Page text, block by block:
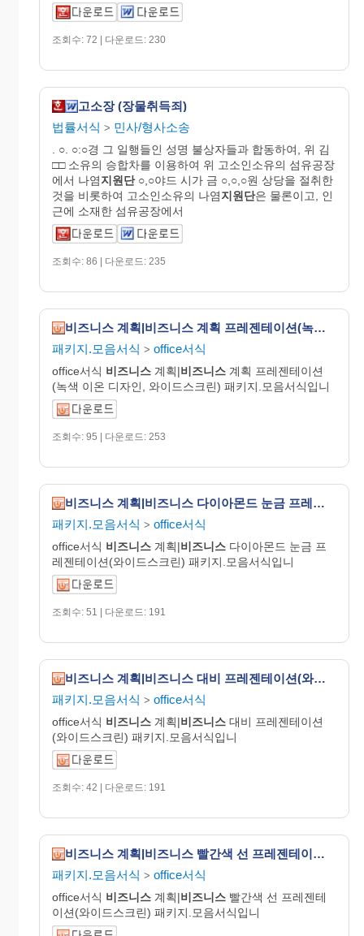
조회수: 72 | 다운로드: 230
고소장 (장물취득죄)
법률서식 > 민사/형사소송
. ○. ○:○경 그 일행들인 성명 불상자들과 합동하여, 위 김
□□ 소유의 승합차를 이용하여 위 고소인소유의 섬유공장
에서 나염지원단○,○야드 시가 금 ○,○,○원 상당을 절취한
것을 비롯하여 고소인소유의 나염지원단은 물론이고, 인
근에 소재한 섬유공장에서
조회수: 86 | 다운로드: 235
비즈니스 계획|비즈니스 계획 프레젠테이션(녹색 이온 디자인, 와이드스크린)
패키지.모음서식 > office서식
office서식 비즈니스 계획|비즈니스 계획 프레젠테이션
(녹색 이온 디자인, 와이드스크린) 패키지.모음서식입니
조회수: 95 | 다운로드: 253
비즈니스 계획|비즈니스 다이아몬드 눈금 프레젠테이션(와이드스크린)
패키지.모음서식 > office서식
office서식 비즈니스 계획|비즈니스 다이아몬드 눈금 프
레젠테이션(와이드스크린) 패키지.모음서식입니
조회수: 51 | 다운로드: 191
비즈니스 계획|비즈니스 대비 프레젠테이션(와이드스크린)
패키지.모음서식 > office서식
office서식 비즈니스 계획|비즈니스 대비 프레젠테이션
(와이드스크린) 패키지.모음서식입니
조회수: 42 | 다운로드: 191
비즈니스 계획|비즈니스 빨간색 선 프레젠테이션(와이드스크린)
패키지.모음서식 > office서식
office서식 비즈니스 계획|비즈니스 빨간색 선 프레젠테
이션(와이드스크린) 패키지.모음서식입니